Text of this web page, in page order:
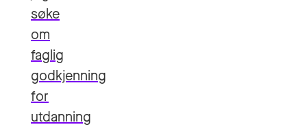
søke
om
faglig
godkjenning
for
utdanning